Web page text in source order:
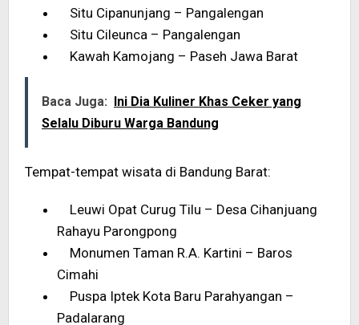
Situ Cipanunjang – Pangalengan
Situ Cileunca – Pangalengan
Kawah Kamojang – Paseh Jawa Barat
Baca Juga: Ini Dia Kuliner Khas Ceker yang
Selalu Diburu Warga Bandung
Tempat-tempat wisata di Bandung Barat:
Leuwi Opat Curug Tilu – Desa Cihanjuang
Rahayu Parongpong
Monumen Taman R.A. Kartini – Baros
Cimahi
Puspa Iptek Kota Baru Parahyangan –
Padalarang